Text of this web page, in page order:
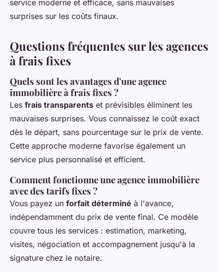
service moderne et efficace, sans mauvaises
surprises sur les coûts finaux.
Questions fréquentes sur les agences
à frais fixes
Quels sont les avantages d'une agence
immobilière à frais fixes ?
Les frais transparents et prévisibles éliminent les
mauvaises surprises. Vous connaissez le coût exact
dès le départ, sans pourcentage sur le prix de vente.
Cette approche moderne favorise également un
service plus personnalisé et efficient.
Comment fonctionne une agence immobilière
avec des tarifs fixes ?
Vous payez un forfait déterminé à l'avance,
indépendamment du prix de vente final. Ce modèle
couvre tous les services : estimation, marketing,
visites, négociation et accompagnement jusqu'à la
signature chez le notaire.